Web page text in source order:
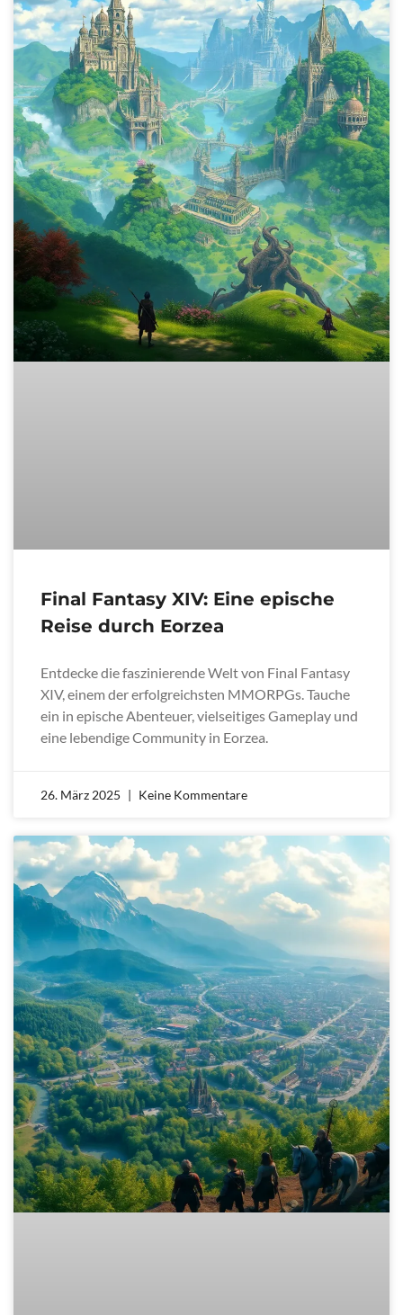
Final Fantasy XIV: Eine epische
Reise durch Eorzea
Entdecke die faszinierende Welt von Final Fantasy
XIV, einem der erfolgreichsten MMORPGs. Tauche
ein in epische Abenteuer, vielseitiges Gameplay und
eine lebendige Community in Eorzea.
26. März 2025 Keine Kommentare